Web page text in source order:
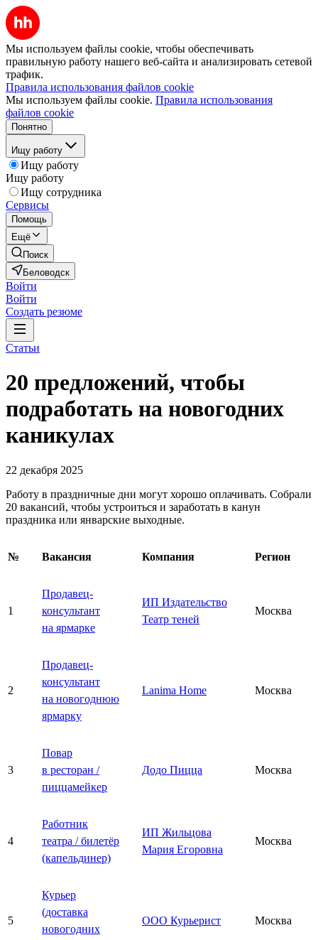
Мы используем файлы cookie, чтобы обеспечивать
правильную работу нашего веб-сайта и анализировать сетевой
трафик.
Правила использования файлов cookie
Мы используем файлы cookie. Правила использования
файлов cookie
Понятно
Ищу работу
Ищу работу
Ищу работу
Ищу сотрудника
Сервисы
Помощь
Ещё
Поиск
Беловодск
Войти
Войти
Создать резюме
Статьи
20 предложений, чтобы
подработать на новогодних
каникулах
22 декабря 2025
Работу в праздничные дни могут хорошо оплачивать. Собрали
20 вакансий, чтобы устроиться и заработать в канун
праздника или январские выходные.
№ Вакансия Компания Регион
1
Продавец-
консультант
на ярмарке
ИП Издательство
Театр теней
Москва
2
Продавец-
консультант
на новогоднюю
ярмарку
Lanima Home Москва
3
Повар
в ресторан /
пиццамейкер
Додо Пицца Москва
4
Работник
театра / билетёр
(капельдинер)
ИП Жильцова
Мария Егоровна
Москва
5
Курьер
(доставка
новогодних
ООО Курьерист Москва